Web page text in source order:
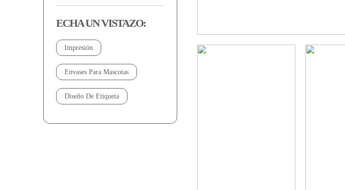
ECHA UN VISTAZO:
Impresión
Envases Para Mascotas
Diseño De Etiqueta